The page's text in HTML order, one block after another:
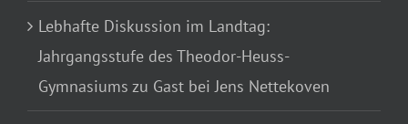
Lebhafte Diskussion im Landtag:
Jahrgangsstufe des Theodor-Heuss-
Gymnasiums zu Gast bei Jens Nettekoven